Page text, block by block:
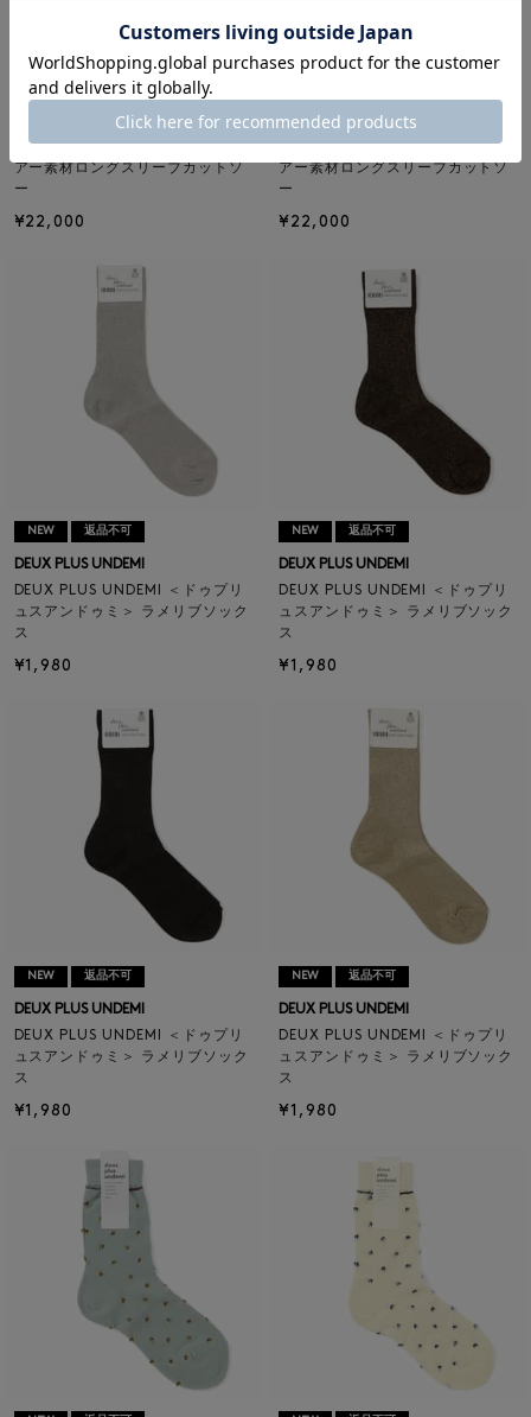
NEW
BASERANGE ＜ベースレンジ＞ シ
アー素材ロングスリーブカットソ
ー
¥22,000
BASERANGE
BASERANGE ＜ベースレンジ＞ シ
アー素材ロングスリーブカットソ
ー
¥22,000
NEW 返品不可
DEUX PLUS UNDEMI
DEUX PLUS UNDEMI ＜ドゥプリ
ュスアンドゥミ＞ ラメリブソック
ス
¥1,980
NEW 返品不可
DEUX PLUS UNDEMI
DEUX PLUS UNDEMI ＜ドゥプリ
ュスアンドゥミ＞ ラメリブソック
ス
¥1,980
NEW 返品不可
DEUX PLUS UNDEMI
DEUX PLUS UNDEMI ＜ドゥプリ
ュスアンドゥミ＞ ラメリブソック
ス
¥1,980
NEW 返品不可
DEUX PLUS UNDEMI
DEUX PLUS UNDEMI ＜ドゥプリ
ュスアンドゥミ＞ ラメリブソック
ス
¥1,980